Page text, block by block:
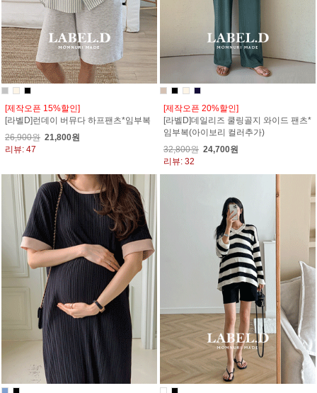
[제작오픈 15%할인]
[라벨D]런데이 버뮤다 하프팬츠*임부복
26,900원 21,800원
리뷰: 47
[제작오픈 20%할인]
[라벨D]데일리즈 쿨링골지 와이드 팬츠*
임부복(아이보리 컬러추가)
32,800원 24,700원
리뷰: 32